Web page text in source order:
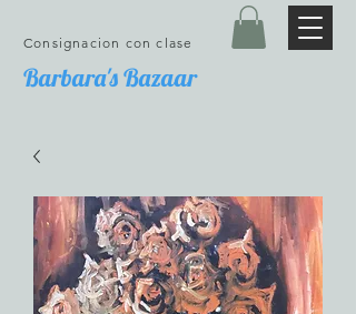
Barbara's Bazaar
Consignacion con clase